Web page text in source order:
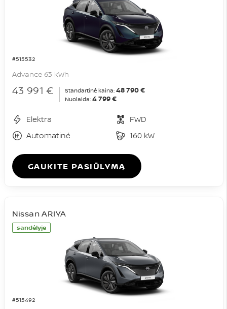
#515532
Advance 63 kWh
43 991 € Standartinė kaina: 48 790 €
Nuolaida: 4 799 €
Elektra
FWD
Automatinė
160 kW
GAUKITE PASIŪLYMĄ
sandėlyje
#515492
Nissan ARIYA